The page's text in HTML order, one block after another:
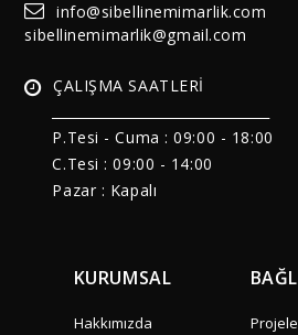
info@sibellinemimarlik.com
sibellinemimarlik@gmail.com
ÇALIŞMA SAATLERİ
P.Tesi - Cuma : 09:00 - 18:00
C.Tesi : 09:00 - 14:00
Pazar : Kapalı
KURUMSAL
Hakkımızda